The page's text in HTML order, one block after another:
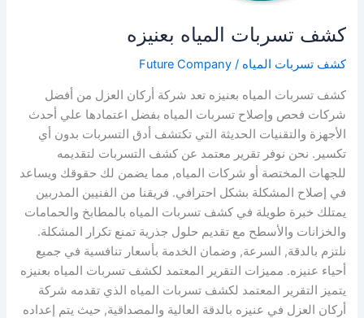
كشف تسربات المياه بعنيزه
كشف تسربات المياه /
Future Company
كشف تسربات المياه بعنيزه تعد شركة أركان العزل من أفضل
شركات فحص وإصلاح تسربات المياه بفضل اعتمادها علي أحدث
الأجهزة والتقنيات الحديثة التي تكتشف أدق التسربات بدون أي
تكسير. نحن نوفر تقرير معتمد عن كشف التسربات لتقديمه
للجهات المختصة أو شركات المياه, مما يضمن لك حقوقك ويساعد
في إصلاح المشكلة بشكل احترافي. فريقنا من الفنيين المدربين
يمتلك خبرة طويلة في كشف تسربات المياه بالمطابخ والحمامات
والخزانات والأسطح مع تقديم حلول جذرية تمنع تكرار المشكلة.
نلتزم بالدقة, السرعة, وضمان الخدمة بأسعار تنافسية في جميع
أحياء عنيزه. مميزات التقرير المعتمد لكشف تسربات المياه بعنيزه
يتميز التقرير المعتمد لكشف تسربات المياه الذي تقدمه شركة
أركان العزل في عنيزه بالدقة العالية والمصداقية, حيث يتم إعداده